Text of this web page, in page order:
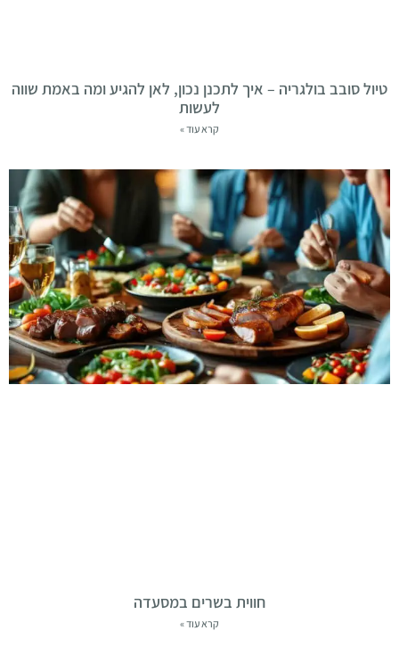
טיול סובב בולגריה – איך לתכנן נכון, לאן להגיע ומה באמת שווה
לעשות
קרא עוד »
חווית בשרים במסעדה
קרא עוד »